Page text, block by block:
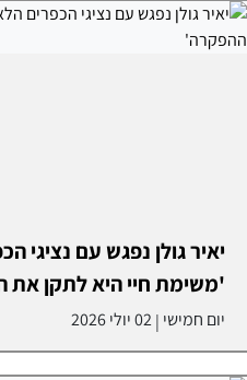
יאיר גולן נפגש עם נציגי
'משימת חיי היא לתקן את
יום חמישי |02 יולי 2026